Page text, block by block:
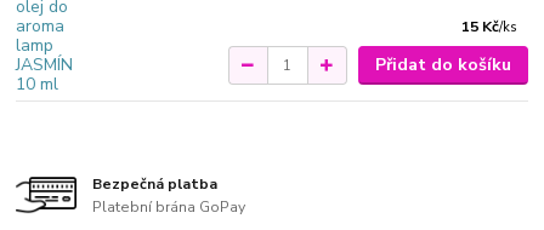
15 Kč/ks
Přidat do košíku
Bezpečná platba
Platební brána GoPay